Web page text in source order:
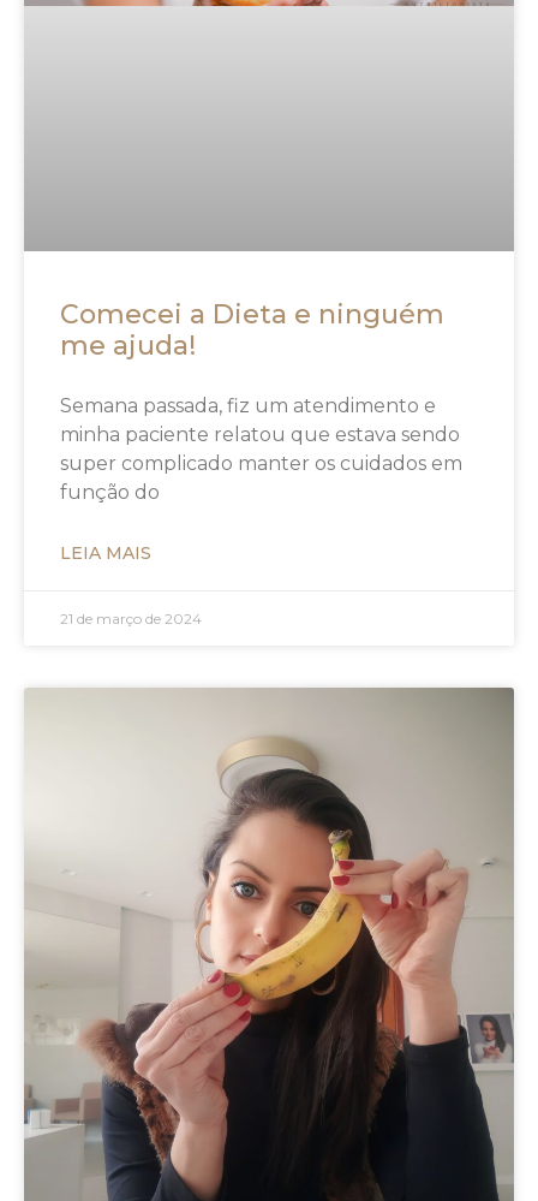
Comecei a Dieta e ninguém
me ajuda!
Semana passada, fiz um atendimento e
minha paciente relatou que estava sendo
super complicado manter os cuidados em
função do
LEIA MAIS
21 de março de 2024